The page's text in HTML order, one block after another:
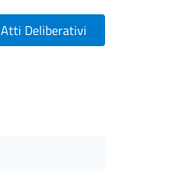
Atti Deliberativi